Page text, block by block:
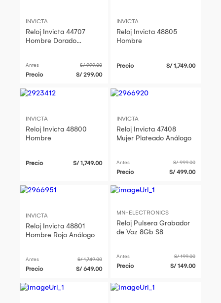
INVICTA
Reloj Invicta 44707
Hombre Dorado
Antes S/ 999.00
Precio S/ 299.00
INVICTA
Reloj Invicta 48805
Hombre
Precio S/ 1,749.00
INVICTA
Reloj Invicta 48800
Hombre
Precio S/ 1,749.00
INVICTA
Reloj Invicta 47408
Mujer Plateado Análogo
Antes S/ 999.00
Precio S/ 499.00
INVICTA
Reloj Invicta 48801
Hombre Rojo Análogo
Antes S/ 1,749.00
Precio S/ 649.00
MN-ELECTRONICS
Reloj Pulsera Grabador
de Voz 8Gb S8
Antes S/ 199.00
Precio S/ 149.00